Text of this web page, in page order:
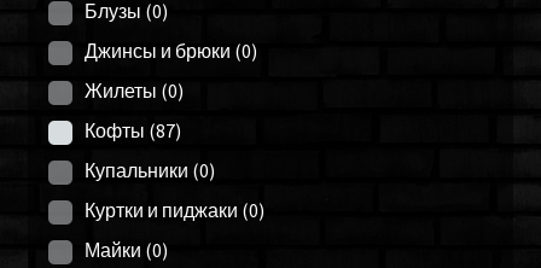
МОЙ АККАУНТ
Блузы (0)
Джинсы и брюки (0)
Жилеты (0)
Кофты (87)
Купальники (0)
Куртки и пиджаки (0)
Майки (0)